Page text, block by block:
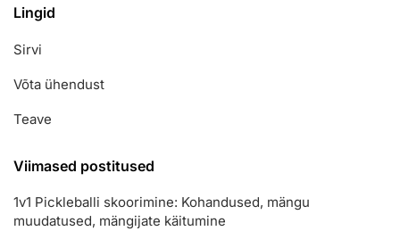
Lingid
Sirvi
Võta ühendust
Teave
Viimased postitused
1v1 Pickleballi skoorimine: Kohandused, mängu
muudatused, mängijate käitumine